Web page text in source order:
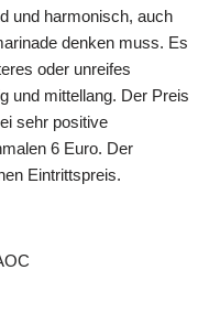
und harmonisch, auch
denken muss. Es
oder unreifes
und mittellang. Der Preis
sehr positive
6 Euro. Der
Eintrittspreis.